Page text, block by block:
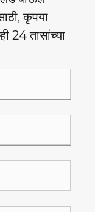
कृपया
24 तासांच्या